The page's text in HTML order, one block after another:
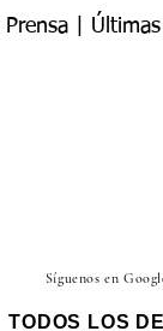
|
Síguenos en
TODOS LOS